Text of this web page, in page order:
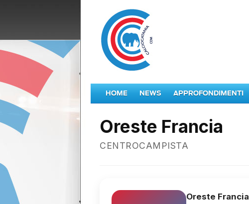
HOME NEWS APPROFONDIMENTI
Oreste Francia
CENTROCAMPISTA
Oreste Francia